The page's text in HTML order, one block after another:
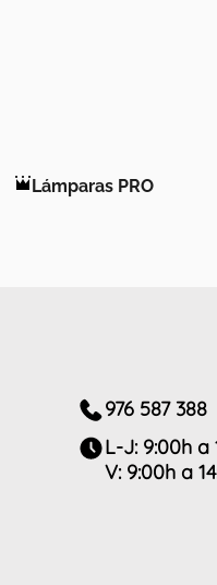
Lámparas PRO
976 587 388
L-J: 9:00h a
V: 9:00h a